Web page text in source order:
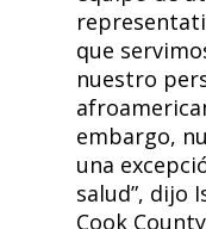
que
nuestro
embargo,
una
salud”, dijo
Cook